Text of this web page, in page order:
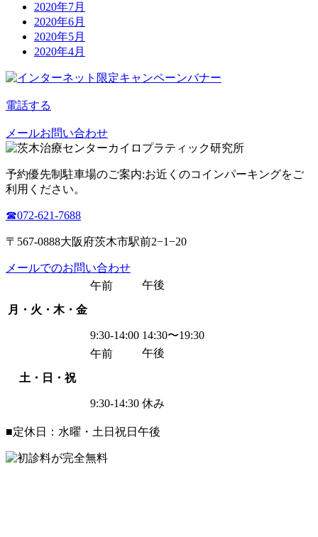
2020年7月
2020年6月
2020年5月
2020年4月
電話する
メールお問い合わせ
予約優先制 駐車場のご案内:お近くのコインパーキングをご
利用ください。
☎︎072-621-7688
〒567-0888大阪府茨木市駅前2−1−20
メールでのお問い合わせ
月・火・木・金
午前
9:30-14:00
午後
14:30〜19:30
土・日・祝
午前
9:30-14:30
午後
休み
■定休日：水曜・土日祝日午後